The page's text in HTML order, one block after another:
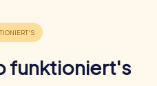
funktioniert's